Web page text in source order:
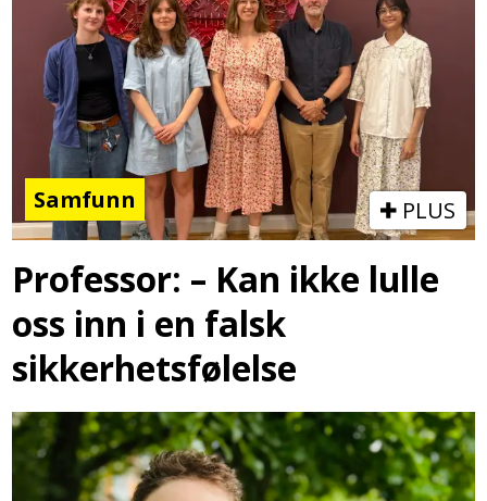
Samfunn PLUS
Professor: – Kan ikke lulle
oss inn i en falsk
sikkerhetsfølelse